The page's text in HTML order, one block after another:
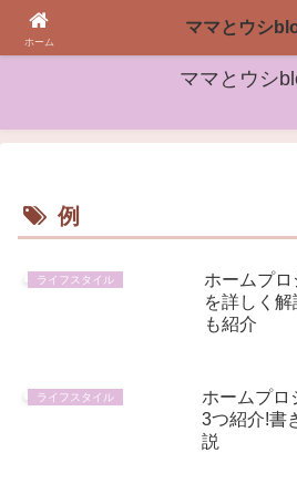
女性や子どもたちに役立つ
ママとウシ
例
ライフスタイル
ホームプロ
を詳しく
も紹介
ライフスタイル
ホームプロ
3つ紹介!書
説
ホーム
ママとウシ